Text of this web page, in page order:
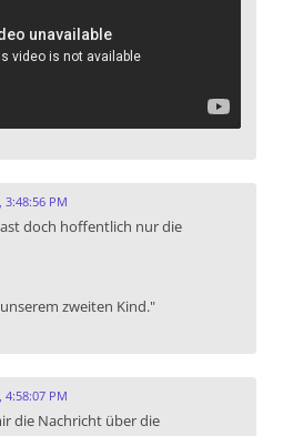
3:48:56 PM
doch hoffentlich nur die
zweiten Kind."
4:58:07 PM
die Nachricht über die